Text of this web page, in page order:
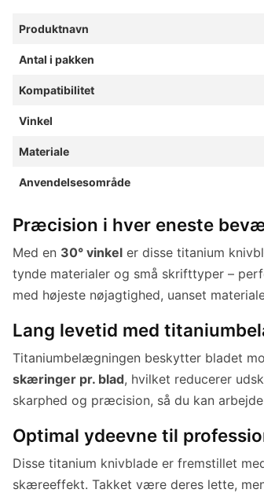
Produktnavn
Antal i pakken
Kompatibilitet
Vinkel
Materiale
Anvendelsesområde
Præcision i hver eneste
Med en 30° vinkel er disse titanium
tynde materialer og små skrifttyper –
med højeste nøjagtighed, uanset
Lang levetid med
Titaniumbelægningen beskytter bladet
skæringer pr. blad, hvilket reducerer
skarphed og præcision, så du kan
Optimal ydeevne til
Disse titanium knivblade er fremstillet
skæreeffekt. Takket være deres lette,